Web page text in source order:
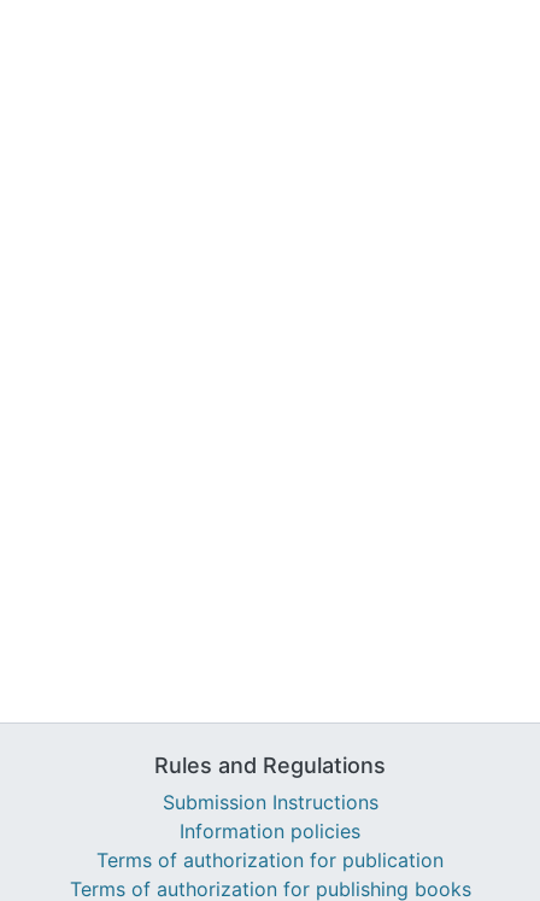
Rules and Regulations
Submission Instructions
Information policies